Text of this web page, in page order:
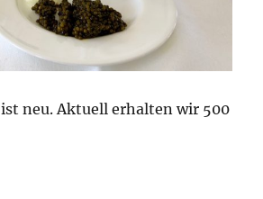
ist neu. Aktuell erhalten wir 500